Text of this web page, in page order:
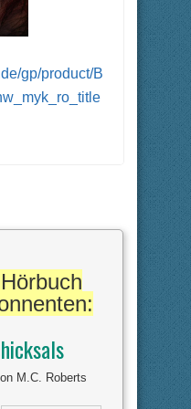
gp/product/B
M.C. Roberts